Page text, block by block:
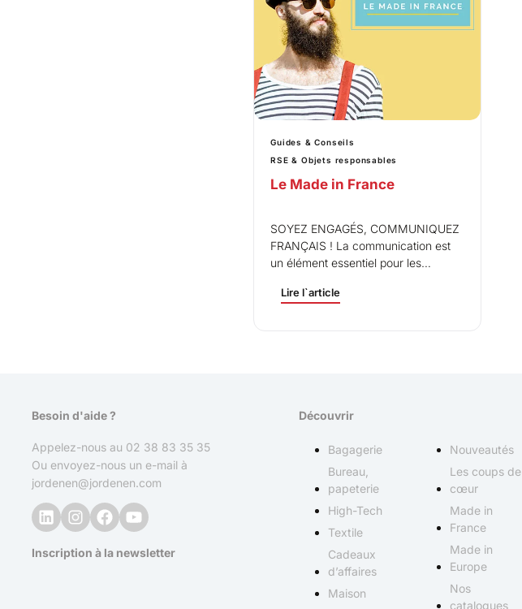
Le Made in France
SOYEZ ENGAGÉS, COMMUNIQUEZ
FRANÇAIS ! La communication est
un élément essentiel pour les
Lire l`article
Guides & Conseils
RSE & Objets responsables
Besoin d'aide ?
Appelez-nous au 02 38 83 35 35
Ou envoyez-nous un e-mail à
jordenen@jordenen.com
Inscription à la newsletter
Découvrir
Bagagerie
Bureau,
papeterie
High-Tech
Textile
Cadeaux
d’affaires
Maison
Nouveautés
Les coups de
cœur
Made in
France
Made in
Europe
Nos
catalogues